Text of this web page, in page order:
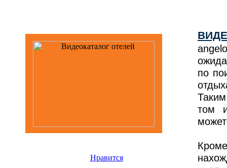
Нравится
по
том